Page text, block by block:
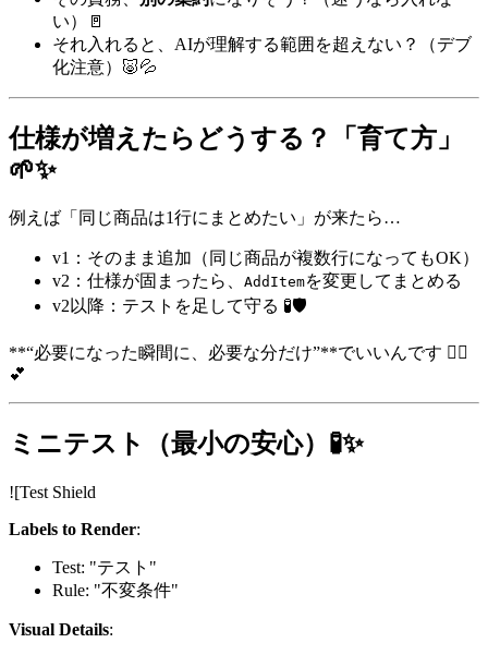
い）🚪
それ入れると、AIが理解する範囲を超えない？（デブ
化注意）🐷💦
仕様が増えたらどうする？「育て方」
🌱✨
例えば「同じ商品は1行にまとめたい」が来たら…
v1：そのまま追加（同じ商品が複数行になってもOK）
v2：仕様が固まったら、 AddItemを変更してまとめる
v2以降：テストを足して守る 🧪🛡️
**“必要になった瞬間に、必要な分だけ”**でいいんです 🙆‍♀️
💕
ミニテスト（最小の安心）🧪✨
![Test Shield
Labels to Render:
Test: "テスト"
Rule: "不変条件"
Visual Details: